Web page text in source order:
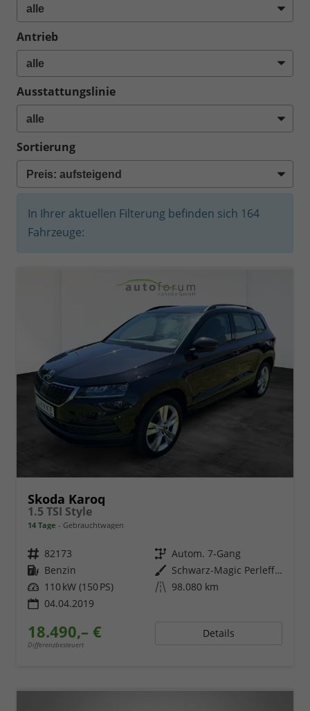
Antrieb
Ausstattungslinie
Sortierung
In Ihrer aktuellen Filterung befinden sich 164
Fahrzeuge:
Skoda Karoq
1.5 TSI Style
14 Tage Gebrauchtwagen
Fahrzeugnr. 82173 Getriebe Autom. 7-Gang
Kraftstoff Benzin Außenfarbe
Schwarz-Magic Perleffekt
Leistung 110 kW (150 PS) Kilometerstand 98.080 km
04.04.2019
18.490,– €
Differenzbesteuert
Details